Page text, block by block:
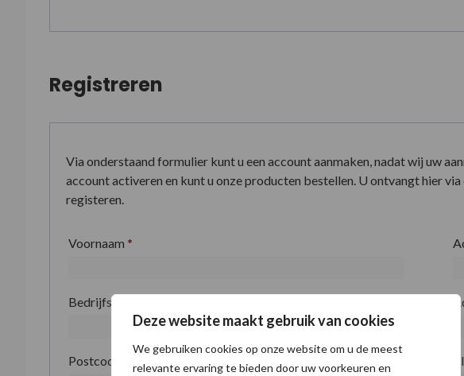
Deze website maakt gebruik van cookies
We gebruiken cookies op onze website om u de meest
relevante ervaring te bieden door uw voorkeuren en
Registreren
Via onderstaand formulier kunt u een account aanmaken, nadat wij uw
account activeren en kunt u onze producten bestellen. U ontvangt hier
registeren.
Voornaam *
Bedrijfsnaam
Postcode